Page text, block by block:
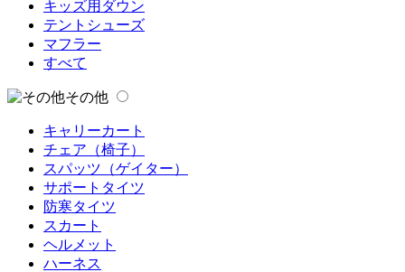
キッズ用ダウン
テントシューズ
マフラー
すべて
その他
キャリーカート
チェア（椅子）
スパッツ（ゲイター）
サポートタイツ
防寒タイツ
スカート
ヘルメット
ハーネス